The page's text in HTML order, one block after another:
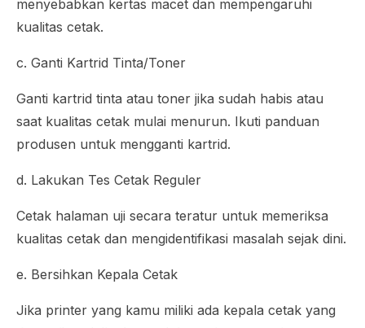
menyebabkan kertas macet dan mempengaruhi
kualitas cetak.
c. Ganti Kartrid Tinta/Toner
Ganti kartrid tinta atau toner jika sudah habis atau
saat kualitas cetak mulai menurun. Ikuti panduan
produsen untuk mengganti kartrid.
d. Lakukan Tes Cetak Reguler
Cetak halaman uji secara teratur untuk memeriksa
kualitas cetak dan mengidentifikasi masalah sejak dini.
e. Bersihkan Kepala Cetak
Jika printer yang kamu miliki ada kepala cetak yang